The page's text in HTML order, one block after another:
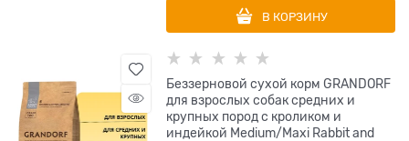
В КОРЗИНУ
Беззерновой cухой корм GRANDORF
для взрослых собак средних и
крупных пород с кроликом и
индейкой Medium/Maxi Rabbit and